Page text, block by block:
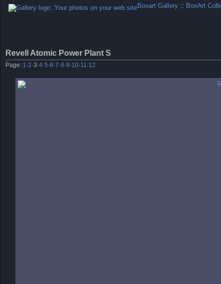
Boxart Gallery :: BoxArt
Revell Atomic Power Plant S
Page: 1 ·2·3·4·5·6·7·8·9·10·11 ·12